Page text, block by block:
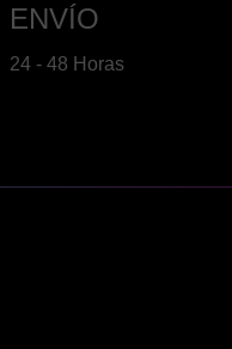
ENVÍO
24 - 48 Horas